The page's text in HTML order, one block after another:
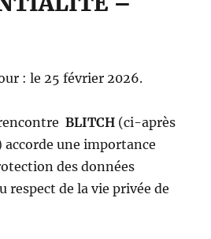
: le 25 février 2026.
BLITCH (ci-après
une importance
des données
respect de la vie privée de